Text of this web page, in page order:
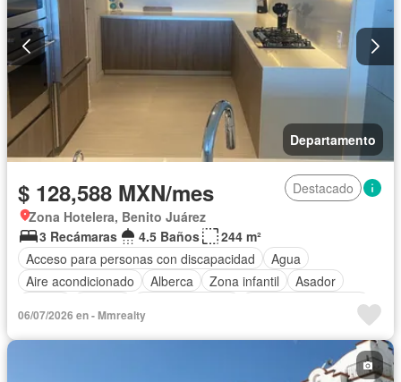
Departamento
$ 128,588 MXN/mes
Destacado
Zona Hotelera, Benito Juárez
3 Recámaras
4.5 Baños
244 m²
Acceso para personas con discapacidad
Agua
Aire acondicionado
Alberca Zona infantil
Asador
Caseta de vigilancia
Circuito cerrado de televisión
Cocina equipada
Gimnasio
06/07/2026 en - Mmrealty